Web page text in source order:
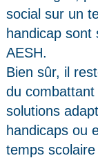
social sur un
handicap
AESH.
Bien sûr, il
du
solutions
handicaps ou
temps